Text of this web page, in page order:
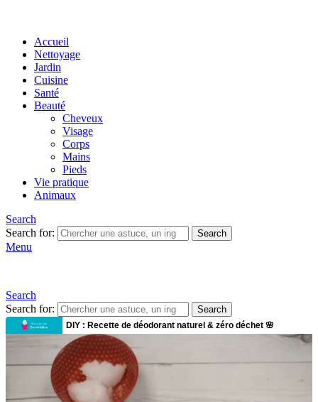
Accueil
Nettoyage
Jardin
Cuisine
Santé
Beauté
Cheveux
Visage
Corps
Mains
Pieds
Vie pratique
Animaux
Search
Search for:
Search
Menu
Search
Search for:
Search